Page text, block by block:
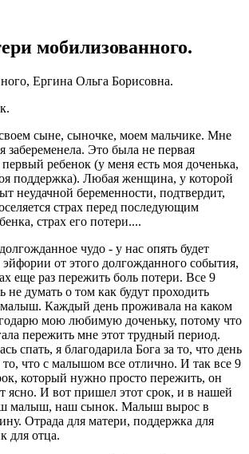
мобилизованного.
Ергина Ольга Борисовна.
своем сыне, сыночке, моем мальчике. Мне
забеременела. Это была не первая
ребенок (у меня есть моя доченька,
поддержка). Любая женщина, у которой
неудачной беременности, подтвердит,
страх перед последующим
страх его потери....
чудо - у нас опять будет
от этого долгожданного события,
еще раз пережить боль потери. Все 9
не думать о том как будут проходить
малыш. Каждый день проживала на каком
мою любимую доченьку, потому что
пережить мне этот трудный период.
спать, я благодарила Бога за то, что день
что с малышом все отлично. И так все 9
который нужно просто пережить, он
ясно. И вот пришел этот срок, и в нашей
малыш, наш сынок. Малыш вырос в
Отрада для матери, поддержка для
для отца.